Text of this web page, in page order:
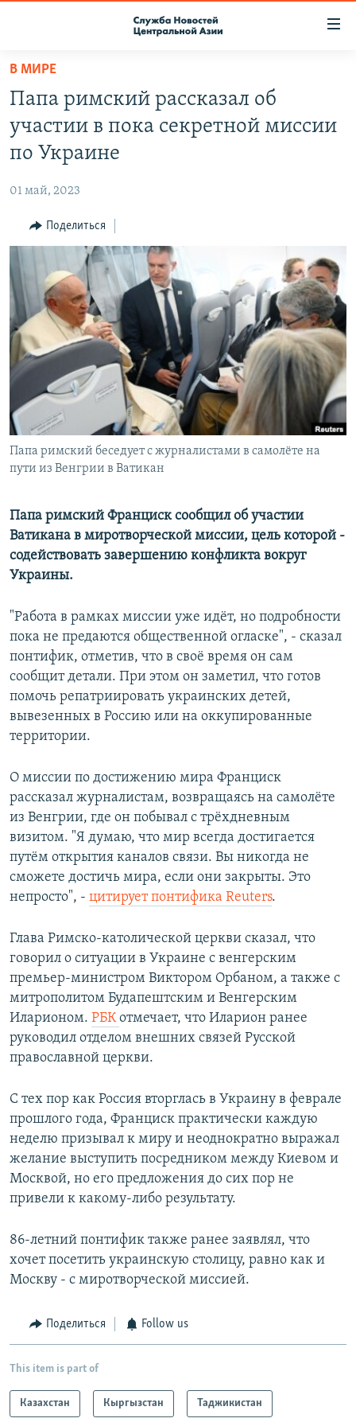
Вернуться
основному
содержанию
Вернутся
главной
Вернутся
поиску
ПОДПИСКА
КОНТАКТЫ
НАСТОЯЩЕЕ ВРЕМЯ
МИГРАНТ МЕДИА
В МИРЕ
Папа римский рассказал об
участии в пока секретной миссии
по Украине
01 май, 2023
Поделиться
Папа римский беседует с журналистами в самолёте на
пути из Венгрии в Ватикан
Папа римский Франциск сообщил об участии
Ватикана в миротворческой миссии, цель которой -
содействовать завершению конфликта вокруг
Украины.
"Работа в рамках миссии уже идёт, но подробности
пока не предаются общественной огласке", - сказал
понтифик, отметив, что в своё время он сам
сообщит детали. При этом он заметил, что готов
помочь репатриировать украинских детей,
вывезенных в Россию или на оккупированные
территории.
О миссии по достижению мира Франциск
рассказал журналистам, возвращаясь на самолёте
из Венгрии, где он побывал с трёхдневным
визитом. "Я думаю, что мир всегда достигается
путём открытия каналов связи. Вы никогда не
сможете достичь мира, если они закрыты. Это
непросто", - цитирует понтифика Reuters.
Глава Римско-католической церкви сказал, что
говорил о ситуации в Украине с венгерским
премьер-министром Виктором Орбаном, а также с
митрополитом Будапештским и Венгерским
Иларионом. РБКотмечает, что Иларион ранее
руководил отделом внешних связей Русской
православной церкви.
С тех пор как Россия вторглась в Украину в феврале
прошлого года, Франциск практически каждую
неделю призывал к миру и неоднократно выражал
желание выступить посредником между Киевом и
Москвой, но его предложения до сих пор не
привели к какому-либо результату.
86-летний понтифик также ранее заявлял, что
хочет посетить украинскую столицу, равно как и
Москву - с миротворческой миссией.
Поделиться Follow us
This item is part of
Казахстан Кыргызстан Таджикистан